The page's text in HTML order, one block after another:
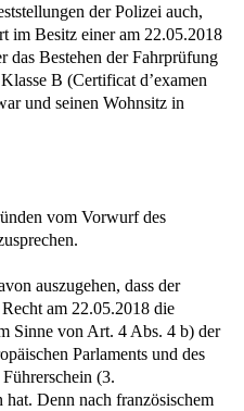
der Polizei auch,
im Besitz einer am 22.05.2018
das Bestehen der Fahrprüfung
B (Certificat d’examen
und seinen Wohnsitz in
vom Vorwurf des
auszugehen, dass der
am 22.05.2018 die
Sinne von Art. 4 Abs. 4 b) der
Parlaments und des
(3.
Denn nach französischem